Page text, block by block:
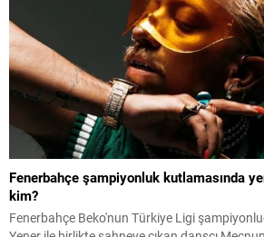
Fenerbahçe şampiyonluk kutlamasında
kim?
Fenerbahçe Beko'nun Türkiye Ligi